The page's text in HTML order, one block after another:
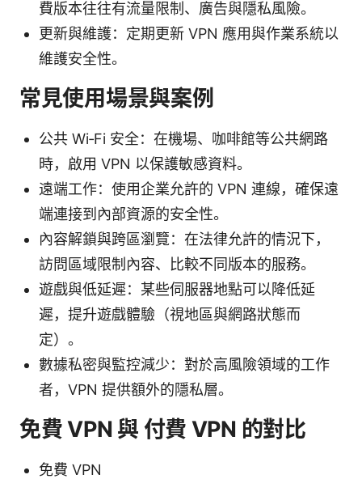
費版本往往有流量限制、廣告與隱私風險。
更新與維護：定期更新 VPN 應用與作業系統以
維護安全性。
常見使用場景與案例
公共 Wi‑Fi 安全：在機場、咖啡館等公共網路
時，啟用 VPN 以保護敏感資料。
遠端工作：使用企業允許的 VPN 連線，確保遠
端連接到內部資源的安全性。
內容解鎖與跨區瀏覽：在法律允許的情況下，
訪問區域限制內容、比較不同版本的服務。
遊戲與低延遲：某些伺服器地點可以降低延
遲，提升遊戲體驗（視地區與網路狀態而
定）。
數據私密與監控減少：對於高風險領域的工作
者，VPN 提供額外的隱私層。
免費 VPN 與 付費 VPN 的對比
免費 VPN